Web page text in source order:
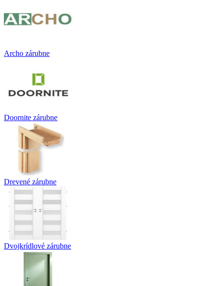
Archo zárubne
Doornite zárubne
Drevené zárubne
Dvojkrídlové zárubne